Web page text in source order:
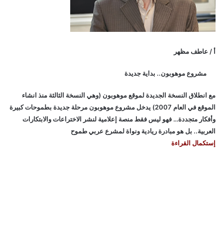
أ / عاطف مظهر
مشروع موهوبون.. بداية جديدة
مع انطلاق النسخة الجديدة لموقع موهوبون (وهي النسخة الثالثة منذ انشاء
الموقع في العام 2007) يدخل مشروع موهوبون مرحلة جديدة بطموحات كبيرة
وأفكار متجددة… فهو ليس فقط منصة إعلامية لنشر الاختراعات والابتكارات
العربية.. بل هو مبادرة ريادية ونواة لمشرع عربي طموح
إستكمال القراءة